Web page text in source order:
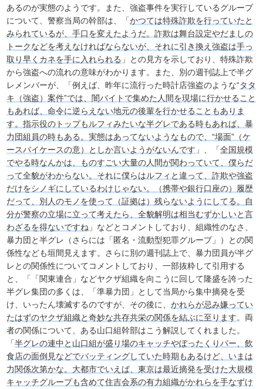
あるのが実態のようです。また、強盗事件を実行しているグループ
について、警察当局の幹部は、「かつては特殊詐欺を行っていたと
みられているが、手口を変えたようだ。詐欺は舞台設定やだましの
トークなどを考えなければならないが、それに引き換え強盗は手っ
取り早くカネを手に入れられる 」との見方を示しており、特殊詐欺
から強盗への流れの意味がわかります。また、別の週刊誌上で半グ
レメンバーが、「例えば、昨年に流行った時計店強盗のような“タタ
キ（強盗）案件”では、闇バイトで集めた人間を現場に行かせること
もあれば、命令に逆らえない地元の後輩を行かせることもありま
す。指示役のトップもルフィみたいな半グレである時もあれば、暴
力団組員の時もある。実態はあってないようなもので、“場面”（ケ
ースバイケースの意）としか言いようがないんです 」、「全国規模
でやる時なんかは、ものすごい大量の人間が関わっていて、僕らだ
って全貌がわからない。それに僕らはルフィと違って、詐欺や強盗
だけをシノギにしているわけじゃない。（携帯や銀行口座の）履歴
だって、別人のモノを使って（証拠は）残らないようにしてる。自
分が警察の立場に立って考えたら、全貌解明は相当むずかしいと言
わざるを得ないですね 」などとコメントしており、組織性のなさ、
暴力団と半グレ（さらには「匿名・流動型犯罪グループ」）との関
係性なども垣間見えます。さらに別の週刊誌上で、暴力団員が半グ
レとの関係性についてコメントしており、一部抜粋して引用する
と、「「関東連合」などヤクザ組織を向こうに回して隆盛を誇った
半グレ集団の多くは、「準暴力団」として当局から集中摘発を受
け、いったん壊滅するのですが、その後に、かれらが忌み嫌ってい
たはずのヤクザ組織と奇妙な共存共栄の関係を結ぶに至ります。両
者の関係について、ある山口組幹部はこう解説してくれました。
「半グレの連中と山口組が盛り場のキャッチやぼったくりバー、飲
食店の面倒見などでバッティングしていた時期もあるけど、いまは
力関係次第かな。大都市でいえば、東京は最近摘発を受けた大規模
キャッチグループも含めて住吉会系の有力組織がかれらを手なずけ